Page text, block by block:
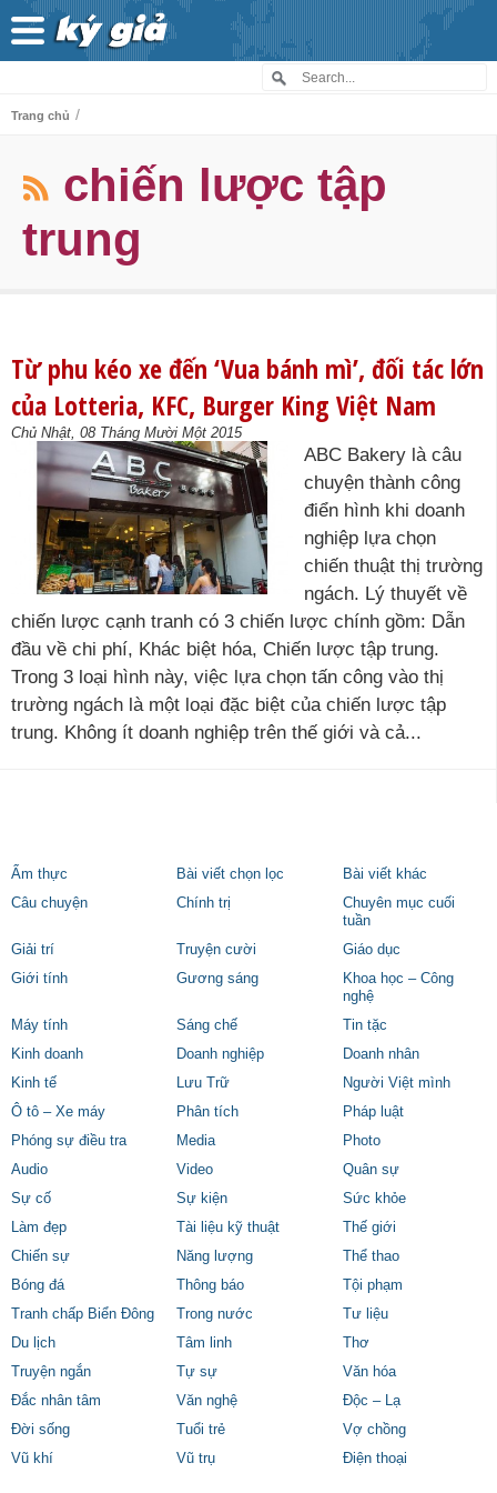
Trang chủ /
chiến lược tập
trung
Từ phu kéo xe đến ‘Vua bánh mì’, đối tác lớn
của Lotteria, KFC, Burger King Việt Nam
Chủ Nhật, 08 Tháng Mười Một 2015
ABC Bakery là câu
chuyện thành công
điển hình khi doanh
nghiệp lựa chọn
chiến thuật thị trường
ngách. Lý thuyết về
chiến lược cạnh tranh có 3 chiến lược chính gồm: Dẫn
đầu về chi phí, Khác biệt hóa, Chiến lược tập trung.
Trong 3 loại hình này, việc lựa chọn tấn công vào thị
trường ngách là một loại đặc biệt của chiến lược tập
trung. Không ít doanh nghiệp trên thế giới và cả...
Ẩm thực Bài viết chọn lọc
Bài viết khác
Câu chuyện
Chính trị
Chuyên mục cuối
tuần
Giải trí
Truyện cười
Giáo dục
Giới tính
Gương sáng
Khoa học – Công
nghệ
Máy tính
Sáng chế
Tin tặc
Kinh doanh
Doanh nghiệp
Doanh nhân
Kinh tế
Lưu Trữ
Người Việt mình
Ô tô – Xe máy
Phân tích
Pháp luật
Phóng sự điều tra
Media
Photo
Audio
Video
Quân sự
Sự cố
Sự kiện
Sức khỏe
Làm đẹp
Tài liệu kỹ thuật
Thế giới
Chiến sự
Năng lượng
Thể thao
Bóng đá
Thông báo
Tội phạm
Tranh chấp Biển Đông
Trong nước
Tư liệu
Du lịch
Tâm linh
Thơ
Truyện ngắn
Tự sự
Văn hóa
Đắc nhân tâm
Văn nghệ
Độc – Lạ
Đời sống
Tuổi trẻ
Vợ chồng
Vũ khí
Vũ trụ Điện thoại